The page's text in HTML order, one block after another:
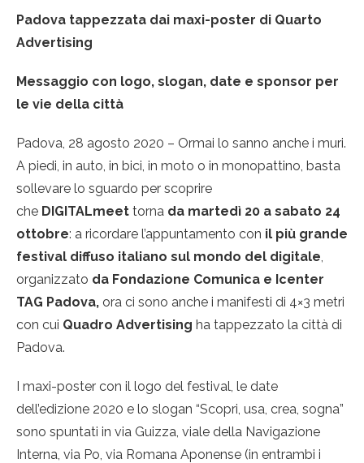
Padova tappezzata dai maxi-poster di Quarto
Advertising
Messaggio con logo, slogan, date e sponsor per
le vie della città
Padova, 28 agosto 2020 – Ormai lo sanno anche i muri.
A piedi, in auto, in bici, in moto o in monopattino, basta
sollevare lo sguardo per scoprire
che DIGITALmeet torna da martedì 20 a sabato 24
ottobre: a ricordare l’appuntamento con il più grande
festival diffuso italiano sul mondo del digitale
organizzato da Fondazione Comunica e Icenter
TAG Padova, ora ci sono anche i manifesti di 4×3 metri
con cui Quadro Advertising ha tappezzato la città di
Padova.
I maxi-poster con il logo del festival, le date
dell’edizione 2020 e lo slogan “Scopri, usa, crea, sogna”
sono spuntati in via Guizza, viale della Navigazione
Interna, via Po, via Romana Aponense (in entrambi i